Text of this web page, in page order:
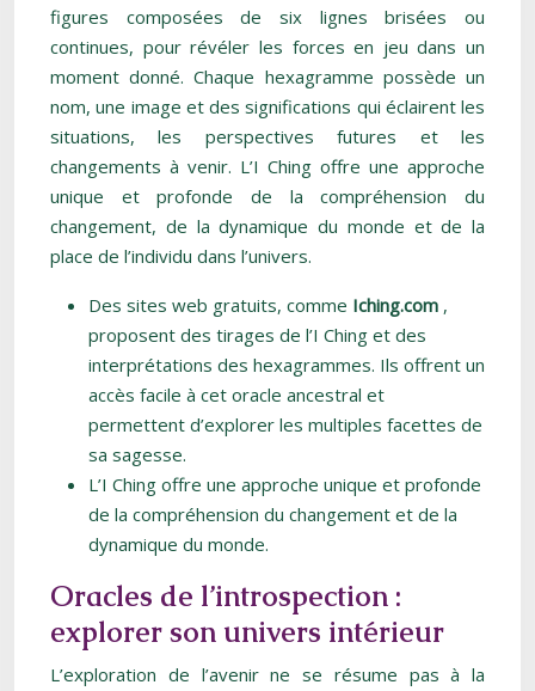
figures composées de six lignes brisées ou
continues, pour révéler les forces en jeu dans un
moment donné. Chaque hexagramme possède un
nom, une image et des significations qui éclairent les
situations, les perspectives futures et les
changements à venir. L’I Ching offre une approche
unique et profonde de la compréhension du
changement, de la dynamique du monde et de la
place de l’individu dans l’univers.
Des sites web gratuits, comme Iching.com ,
proposent des tirages de l’I Ching et des
interprétations des hexagrammes. Ils offrent un
accès facile à cet oracle ancestral et
permettent d’explorer les multiples facettes de
sa sagesse.
L’I Ching offre une approche unique et profonde
de la compréhension du changement et de la
dynamique du monde.
Oracles de l’introspection :
explorer son univers intérieur
L’exploration de l’avenir ne se résume pas à la